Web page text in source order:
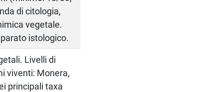
di citologia,
vegetale.
istologico.
Livelli di
viventi: Monera,
principali taxa